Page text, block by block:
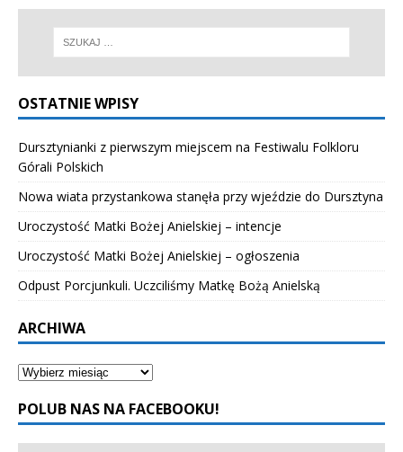
OSTATNIE WPISY
Dursztynianki z pierwszym miejscem na Festiwalu Folkloru
Górali Polskich
Nowa wiata przystankowa stanęła przy wjeździe do Dursztyna
Uroczystość Matki Bożej Anielskiej – intencje
Uroczystość Matki Bożej Anielskiej – ogłoszenia
Odpust Porcjunkuli. Uczciliśmy Matkę Bożą Anielską
ARCHIWA
POLUB NAS NA FACEBOOKU!